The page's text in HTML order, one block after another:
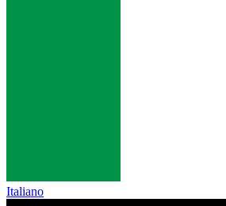
Italiano